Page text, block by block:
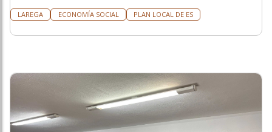
LAREGA ECONOMÍA SOCIAL PLAN LOCAL DE ES